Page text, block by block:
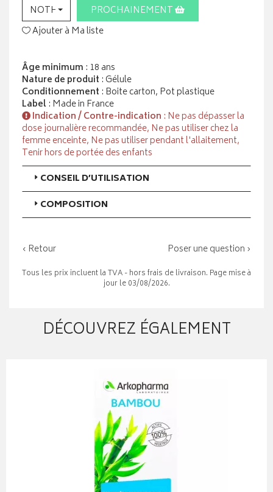
NOTHING SELECTEDPROCHAINEMENT
Ajouter à Ma liste
Âge minimum : 18 ans
Nature de produit : Gélule
Conditionnement : Boite carton, Pot plastique
Label: Made in France
Indication / Contre-indication : Ne pas dépasser la
dose journalière recommandée, Ne pas utiliser chez la
femme enceinte, Ne pas utiliser pendant l'allaitement,
Tenir hors de portée des enfants
CONSEIL D’UTILISATION
COMPOSITION
‹ Retour Poser une question ›
Tous les prix incluent la TVA - hors frais de livraison. Page mise à
jour le 03/08/2026.
DÉCOUVREZ ÉGALEMENT